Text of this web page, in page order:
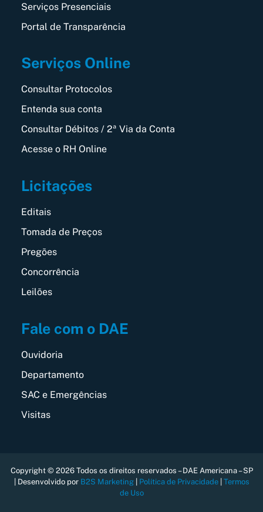
Serviços Presenciais
Portal de Transparência
Serviços Online
Consultar Protocolos
Entenda sua conta
Consultar Débitos / 2ª Via da Conta
Acesse o RH Online
Licitações
Editais
Tomada de Preços
Pregões
Concorrência
Leilões
Fale com o DAE
Ouvidoria
Departamento
SAC e Emergências
Visitas
Copyright © 2026 Todos os direitos reservados – DAE Americana – SP
| Desenvolvido por B2S Marketing| Política de Privacidade| Termos
de Uso